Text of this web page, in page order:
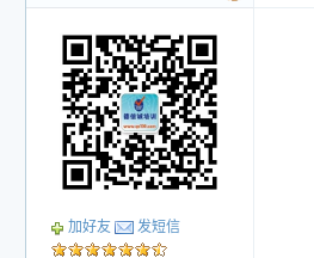
加好友 发短信